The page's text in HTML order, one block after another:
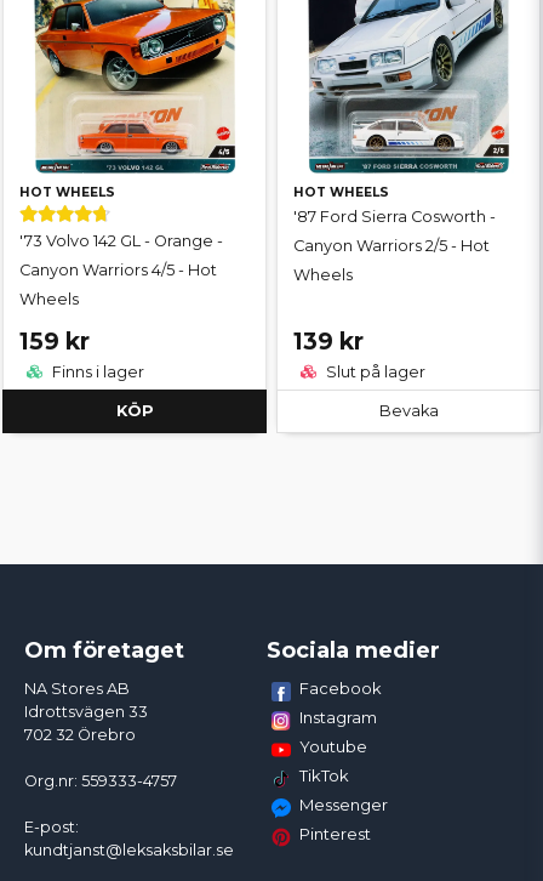
HOT WHEELS
'73 Volvo 142 GL - Orange -
Canyon Warriors 4/5 - Hot
Wheels
159 kr
Finns i lager
KÖP
HOT WHEELS
'87 Ford Sierra Cosworth -
Canyon Warriors 2/5 - Hot
Wheels
139 kr
Slut på lager
Bevaka
Om företaget
NA Stores AB
Idrottsvägen 33
702 32 Örebro
Org.nr: 559333-4757
E-post:
kundtjanst@leksaksbilar.se
Sociala medier
Facebook
Instagram
Youtube
TikTok
Messenger
Pinterest